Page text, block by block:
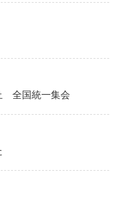
全国統一集会